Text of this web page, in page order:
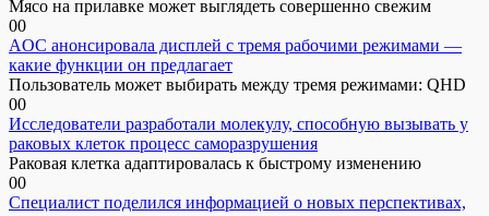
Мясо на прилавке может выглядеть совершенно свежим
00
AOC анонсировала дисплей с тремя рабочими режимами —
какие функции он предлагает
Пользователь может выбирать между тремя режимами: QHD
00
Исследователи разработали молекулу, способную вызывать у
раковых клеток процесс саморазрушения
Раковая клетка адаптировалась к быстрому изменению
00
Специалист поделился информацией о новых перспективах,